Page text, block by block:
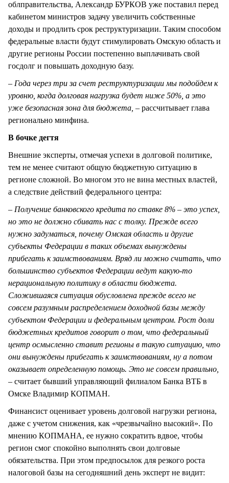
облправительства, Александр БУРКОВ уже поставил перед
кабинетом министров задачу увеличить собственные
доходы и продлить срок реструктуризации. Таким способом
федеральные власти будут стимулировать Омскую область и
другие регионы России постепенно выплачивать свой
госдолг и повышать доходную базу.
– Года через три за счет реструктуризации мы подойдем к
уровню, когда долговая нагрузка будет ниже 50%, а это
уже безопасная зона для бюджета, – рассчитывает глава
регионально минфина.
В бочке дегтя
Внешние эксперты, отмечая успехи в долговой политике,
тем не менее считают общую бюджетную ситуацию в
регионе сложной. Во многом это не вина местных властей,
а следствие действий федерального центра:
– Получение банковского кредита по ставке 8% – это успех,
но это не должно сбивать нас с толку. Прежде всего
нужно задуматься, почему Омская область и другие
субъекты Федерации в таких объемах вынуждены
прибегать к заимствованиям. Вряд ли можно считать, что
большинство субъектов Федерации ведут какую-то
нерациональную политику в области бюджета.
Сложившаяся ситуация обусловлена прежде всего не
совсем разумным распределением доходной базы между
субъектом Федерации и федеральным центром. Рост доли
бюджетных кредитов говорит о том, что федеральный
центр осмысленно ставит регионы в такую ситуацию, что
они вынуждены прибегать к заимствованиям, ну а потом
оказывает определенную помощь. Это не совсем правильно,
– считает бывший управляющий филиалом Банка ВТБ в
Омске Владимир КОПМАН.
Финансист оценивает уровень долговой нагрузки региона,
даже с учетом снижения, как «чрезвычайно высокий». По
мнению КОПМАНА, ее нужно сократить вдвое, чтобы
регион смог спокойно выполнять свои долговые
обязательства. При этом предпосылок для резкого роста
налоговой базы на сегодняшний день эксперт не видит: